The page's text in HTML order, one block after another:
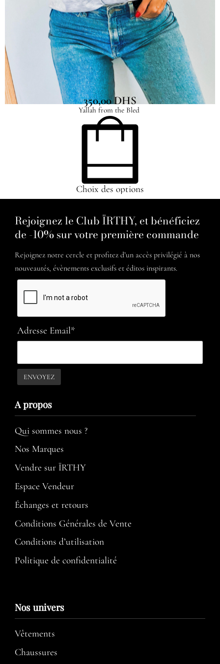
T-shirt Oudayas
Yallah from the Bled
350,00DHS
Choix des options
Rejoignez le Club ÏRTHY, et bénéficiez
de -10% sur votre première commande
Rejoignez notre cercle et profitez d’un accès privilégié à nos
nouveautés, évènements exclusifs et éditos inspirants.
Adresse Email*
A propos​
Qui sommes nous ?
Nos Marques
Vendre sur ÏRTHY
Espace Vendeur
Échanges et retours
Conditions Générales de Vente
Conditions d’utilisation​
Politique de confidentialité
Nos univers
Vêtements
Chaussures